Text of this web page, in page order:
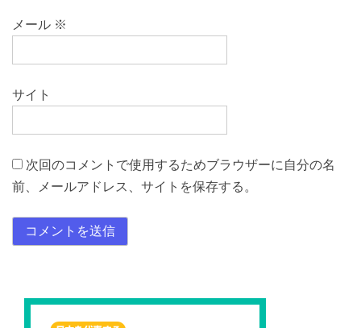
メール ※
サイト
次回のコメントで使用するためブラウザーに自分の名
前、メールアドレス、サイトを保存する。